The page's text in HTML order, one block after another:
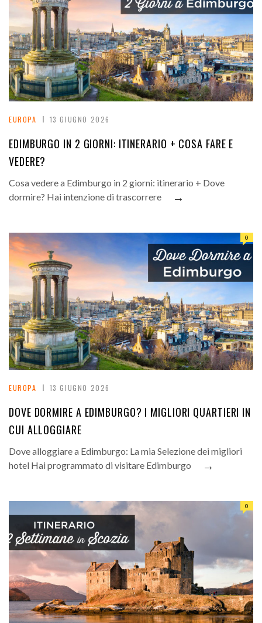
EUROPA 13 GIUGNO 2026
EDIMBURGO IN 2 GIORNI: ITINERARIO + COSA FARE E
VEDERE?
Cosa vedere a Edimburgo in 2 giorni: itinerario + Dove
dormire? Hai intenzione di trascorrere
→
EUROPA 13 GIUGNO 2026
0
DOVE DORMIRE A EDIMBURGO? I MIGLIORI QUARTIERI IN
CUI ALLOGGIARE
Dove alloggiare a Edimburgo: La mia Selezione dei migliori
hotel Hai programmato di visitare Edimburgo
→
0